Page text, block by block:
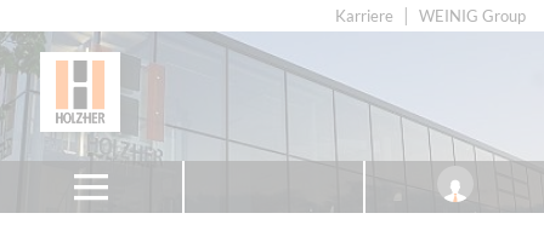
Karriere WEINIG Group